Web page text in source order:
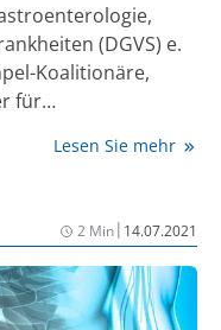
(DGVS) e.
Koalitionäre,
für
zu stärken. Sie
Karl Lauterbach
andere
Lesen Sie mehr
2 Min| 14.07.2021